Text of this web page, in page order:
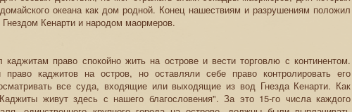
океана как дом родной. Конец нашествиям и разрушениям положил
Кенарти и народом маормеров.
право спокойно жить на острове и вести торговлю с континентом.
право каджитов на остров, но оставляли себе право контролировать его
все суда, входящие или выходящие из вод Гнезда Кенарти. Как
живут здесь с нашего благословения". За это 15-го числа каждого